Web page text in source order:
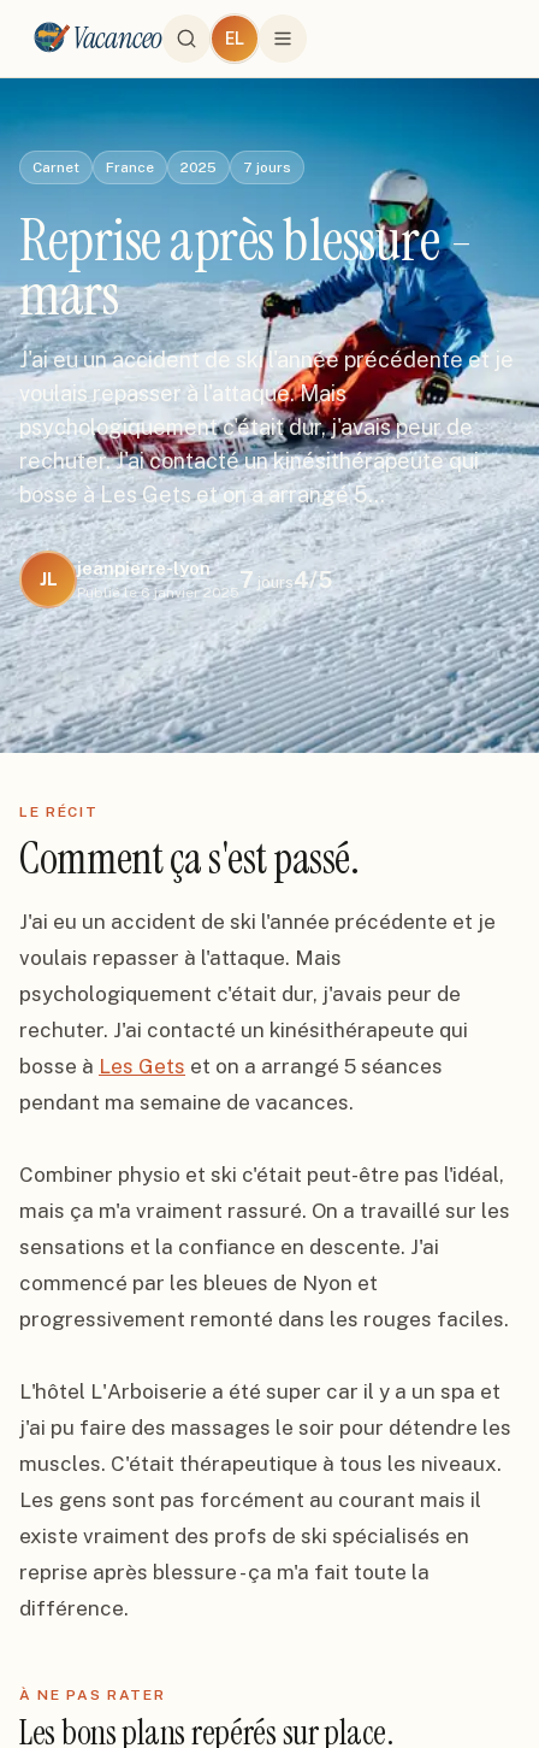
Vacanceo EL
Carnet France 2025 7 jours
Reprise après blessure -
mars
J'ai eu un accident de ski l'année précédente et je
voulais repasser à l'attaque. Mais
psychologiquement c'était dur, j'avais peur de
rechuter. J'ai contacté un kinésithérapeute qui
bosse à Les Gets et on a arrangé 5…
JL
jeanpierre-lyon
Publié le 6 janvier 2025
7 jours4/5
LE RÉCIT
Comment ça s'est passé.
J'ai eu un accident de ski l'année précédente et je
voulais repasser à l'attaque. Mais
psychologiquement c'était dur, j'avais peur de
rechuter. J'ai contacté un kinésithérapeute qui
bosse à Les Gets et on a arrangé 5 séances
pendant ma semaine de vacances.
Combiner physio et ski c'était peut-être pas l'idéal,
mais ça m'a vraiment rassuré. On a travaillé sur les
sensations et la confiance en descente. J'ai
commencé par les bleues de Nyon et
progressivement remonté dans les rouges faciles.
L'hôtel L'Arboiserie a été super car il y a un spa et
j'ai pu faire des massages le soir pour détendre les
muscles. C'était thérapeutique à tous les niveaux.
Les gens sont pas forcément au courant mais il
existe vraiment des profs de ski spécialisés en
reprise après blessure - ça m'a fait toute la
différence.
À NE PAS RATER
Les bons plans repérés sur place.